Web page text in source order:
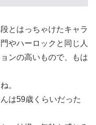
とはっちゃけたキャラ
やハーロックと同じ人
ンの高いもので、もは
。
は59歳くらいだった